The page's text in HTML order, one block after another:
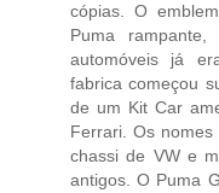
cópias. O
Puma
automóveis já
fabrica começou
de um Kit Car
Ferrari. Os
chassi de VW e
antigos. O Puma